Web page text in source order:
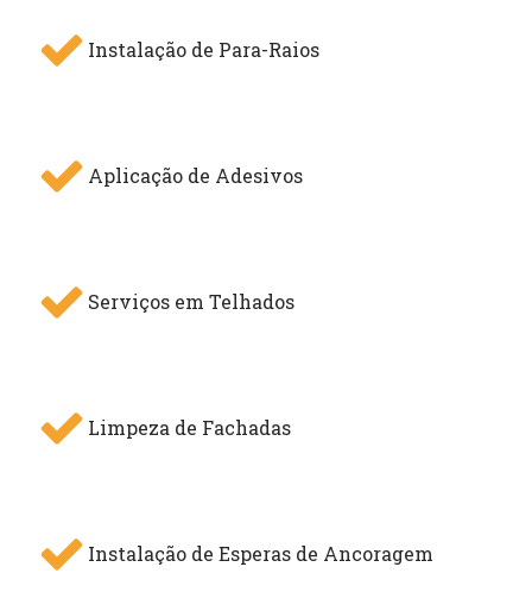
Instalação de Para-Raios
Aplicação de Adesivos
Serviços em Telhados
Limpeza de Fachadas
Instalação de Esperas de Ancoragem